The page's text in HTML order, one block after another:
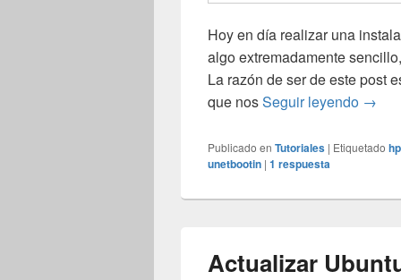
Hoy en día realizar una
algo extremadamente
La razón de ser de este post
que nosSeguir leyendo →
Publicado en Tutoriales | Etiquetado hp
unetbootin | 1 respuesta
Actualizar